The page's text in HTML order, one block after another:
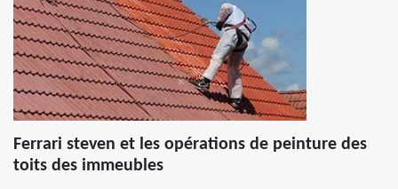
Ferrari steven et les opérations de peinture des
toits des immeubles